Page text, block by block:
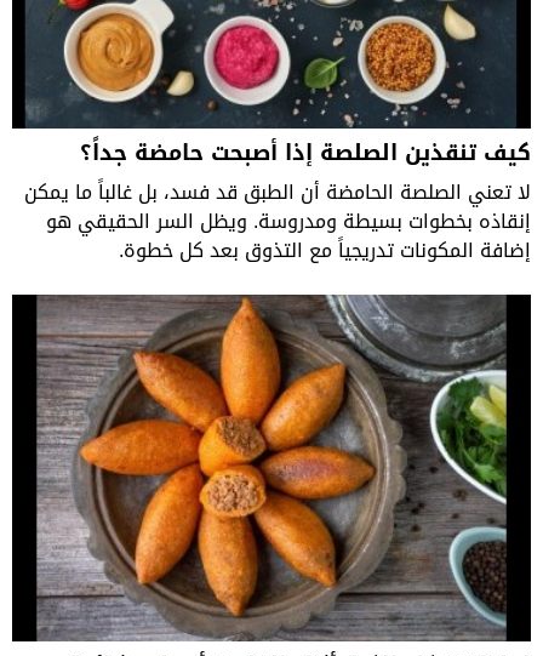
كيف تنقذين الصلصة إذا أصبحت حامضة جداً؟
لا تعني الصلصة الحامضة أن الطبق قد فسد، بل غالباً ما يمكن
إنقاذه بخطوات بسيطة ومدروسة. ويظل السر الحقيقي هو
إضافة المكونات تدريجياً مع التذوق بعد كل خطوة.